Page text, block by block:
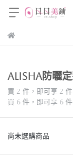
ALISHA防曬
買 2 件， 即可享 2 件
買 6 件， 即可享 6 件
尚未選購商品